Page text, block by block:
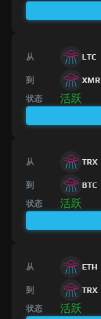
从 LTC
到 XMR
状态 活跃
从 TRX
到 BTC
状态 活跃
从 ETH
到 TRX
状态 活跃